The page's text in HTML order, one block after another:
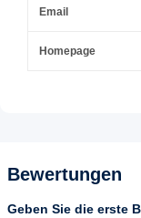
Email
Homepage
Bewertungen
Geben Sie die erste